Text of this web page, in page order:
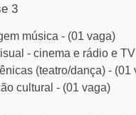
3
música - (01 vaga)
- cinema e rádio e
(teatro/dança) - (01
cultural - (01 vaga)